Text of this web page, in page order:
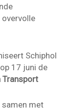
Schiphol
17 juni de
Transport
samen met